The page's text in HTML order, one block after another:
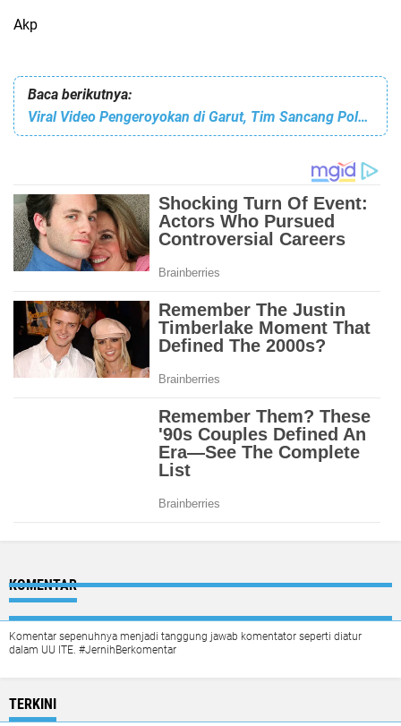
Akp
Baca berikutnya:
Viral Video Pengeroyokan di Garut, Tim Sancang Polres Garut Beregerak Cepat Tangkap Empat Pelaku dalam Waktu Singkat
KOMENTAR
Komentar sepenuhnya menjadi tanggung jawab komentator seperti diatur
dalam UU ITE. #JernihBerkomentar
TERKINI